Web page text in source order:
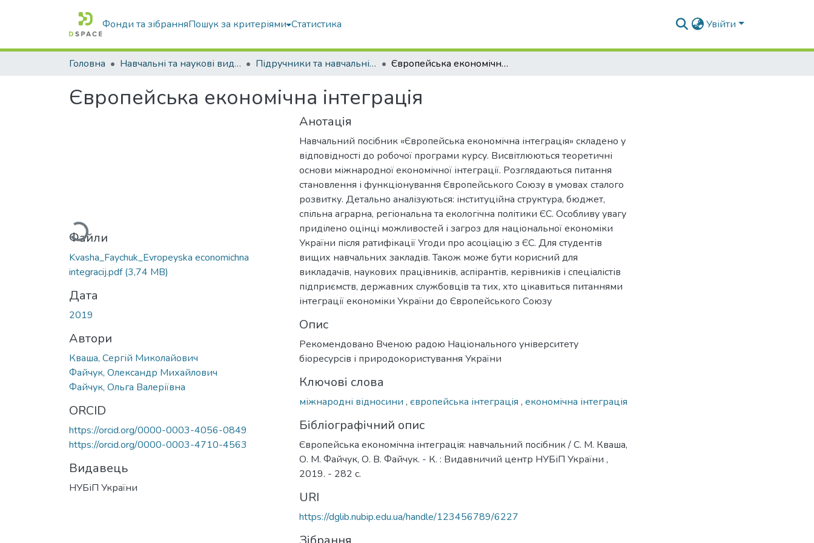
Фонди та зібранняПошук за критеріями Статистика Увійти
Головна Навчальні та наукові видання Підручники та навчальні посібники Європейська економічна інтеграція
Європейська економічна інтеграція
Вантажиться...
Файли
Kvasha_Faychuk_Evropeyska economichna
integracij.pdf(3,74 MB)
Дата
2019
Автори
Кваша, Сергій Миколайович
Файчук, Олександр Михайлович
Файчук, Ольга Валеріївна
ORCID
https://orcid.org/0000-0003-4056-0849
https://orcid.org/0000-0003-4710-4563
Видавець
НУБіП України
Анотація
Навчальний посібник «Європейська економічна інтеграція» складено у
відповідності до робочої програми курсу. Висвітлюються теоретичні
основи міжнародної економічної інтеграції. Розглядаються питання
становлення і функціонування Європейського Союзу в умовах сталого
розвитку. Детально аналізуються: інституційна структура, бюджет,
спільна аграрна, регіональна та екологічна політики ЄС. Особливу увагу
приділено оцінці можливостей і загроз для національної економіки
України після ратифікації Угоди про асоціацію з ЄС. Для студентів
вищих навчальних закладів. Також може бути корисний для
викладачів, наукових працівників, аспірантів, керівників і спеціалістів
підприємств, державних службовців та тих, хто цікавиться питаннями
інтеграції економіки України до Європейського Союзу
Опис
Рекомендовано Вченою радою Національного університету
біоресурсів і природокористування України
Ключові слова
міжнародні відносини , європейська інтеграція , економічна інтеграція
Бібліографічний опис
Європейська економічна інтеграція: навчальний посібник / С. М. Кваша,
О. М. Файчук, О. В. Файчук. - К. : Видавничий центр НУБіП України ,
2019. - 282 с.
URI
https://dglib.nubip.edu.ua/handle/123456789/6227